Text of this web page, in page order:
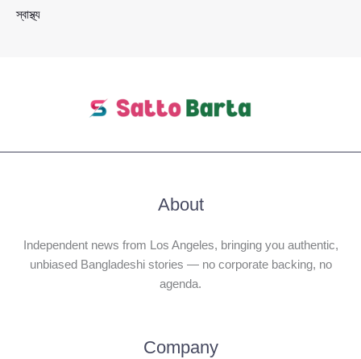
স্বাস্থ্য
About
Independent news from Los Angeles, bringing you authentic,
unbiased Bangladeshi stories — no corporate backing, no
agenda.
Company